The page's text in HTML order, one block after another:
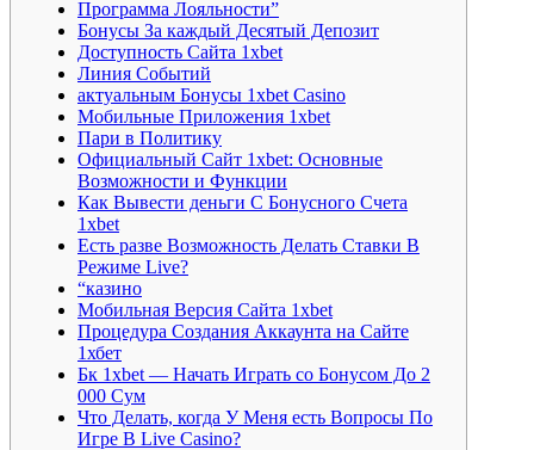
Программа Лояльности”
Бонусы За каждый Десятый Депозит
Доступность Сайта 1xbet
Линия Событий
актуальным Бонусы 1xbet Casino
Мобильные Приложения 1xbet
Пари в Политику
Официальный Сайт 1xbet: Основные
Возможности и Функции
Как Вывести деньги С Бонусного Счета
1xbet
Есть разве Возможность Делать Ставки В
Режиме Live?
“казино
Мобильная Версия Сайта 1xbet
Процедура Создания Аккаунта на Сайте
1хбет
Бк 1xbet — Начать Играть со Бонусом До 2
000 Сум
Что Делать, когда У Меня есть Вопросы По
Игре В Live Casino?